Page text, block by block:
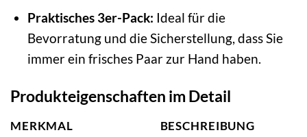
Praktisches 3er-Pack: Ideal für die
Bevorratung und die Sicherstellung, dass Sie
immer ein frisches Paar zur Hand haben.
Produkteigenschaften im Detail
MERKMAL BESCHREIBUNG